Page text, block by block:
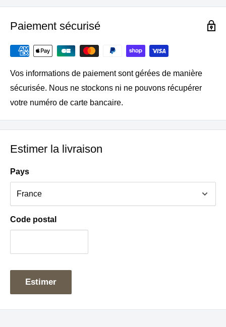
délicates.
A combiner avec un tapis siliconé ou du papier cuisson
cuisson.
métalliques de Buyer.
Résiste parfaitement aux très basses températures et à
Entretien : passe au lave-vaisselle. Polissage
occasionnel avec de la pâte à polir spéciale inox pour lui
redonner tout son éclat.
Paiement sécurisé
Vos informations de paiement sont gérées de manière
sécurisée. Nous ne stockons ni ne pouvons récupérer
votre numéro de carte bancaire.
Estimer la livraison
Pays
Code postal
Estimer